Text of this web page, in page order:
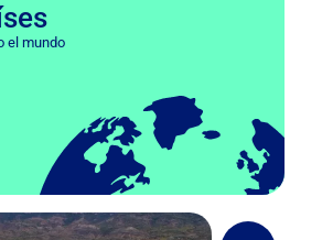
el mundo